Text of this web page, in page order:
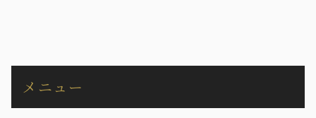
メニュー